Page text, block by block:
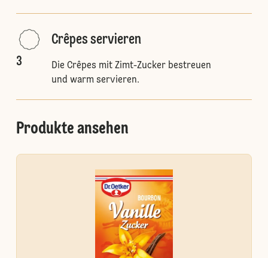
3
Crêpes servieren
Die Crêpes mit Zimt-Zucker bestreuen
und warm servieren.
Produkte ansehen